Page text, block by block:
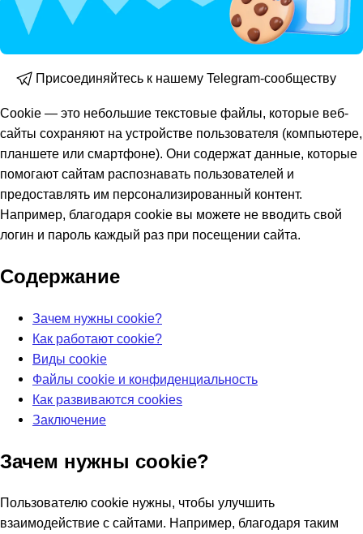
Присоединяйтесь к нашему Telegram-сообществу
Cookie — это небольшие текстовые файлы, которые веб-
сайты сохраняют на устройстве пользователя (компьютере,
планшете или смартфоне). Они содержат данные, которые
помогают сайтам распознавать пользователей и
предоставлять им персонализированный контент.
Например, благодаря cookie вы можете не вводить свой
логин и пароль каждый раз при посещении сайта.
Содержание
Зачем нужны cookie?
Как работают cookie?
Виды cookie
Файлы cookie и конфиденциальность
Как развиваются cookies
Заключение
Зачем нужны cookie?
Пользователю cookie нужны, чтобы улучшить
взаимодействие с сайтами. Например, благодаря таким